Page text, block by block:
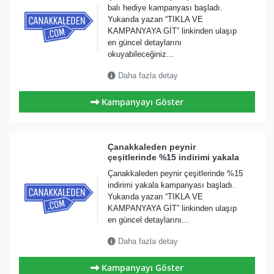
balı hediye kampanyası başladı.
Yukarıda yazan “TIKLA VE
KAMPANYAYA GİT” linkinden ulaşıp
en güncel detaylarını
okuyabileceğiniz...
Daha fazla detay
Kampanyayı Göster
Çanakkaleden peynir
çeşitlerinde %15 indirimi yakala
Çanakkaleden peynir çeşitlerinde %15
indirimi yakala kampanyası başladı.
Yukarıda yazan “TIKLA VE
KAMPANYAYA GİT” linkinden ulaşıp
en güncel detaylarını...
Daha fazla detay
Kampanyayı Göster